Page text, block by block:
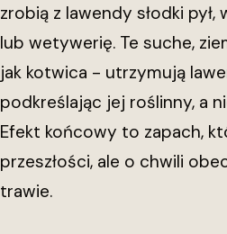
zrobią z lawendy słodki
lub wetywerię. Te suche,
jak kotwica - utrzymują
podkreślając jej roślinny, a
Efekt końcowy to zapach,
przeszłości, ale o chwili
trawie.